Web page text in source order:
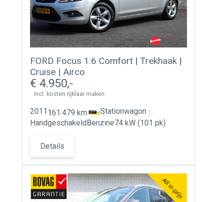
FORD Focus 1.6 Comfort | Trekhaak |
Cruise | Airco
4.950
Incl. kosten rijklaar maken
2011 161.479 km
Stationwagon
Handgeschakeld Benzine74 kW (101 pk)
Details